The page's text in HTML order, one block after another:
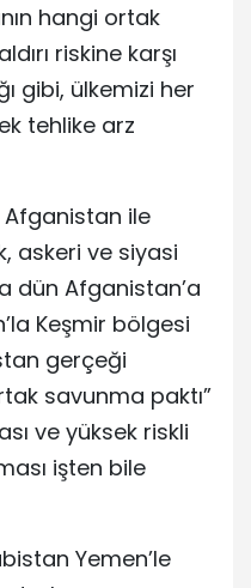
hangi ortak
riskine karşı
gibi, ülkemizi her
tehlike arz
Afganistan ile
askeri ve siyasi
dün Afganistan’a
Keşmir bölgesi
gerçeği
savunma paktı”
ve yüksek riskli
işten bile
Yemen’le